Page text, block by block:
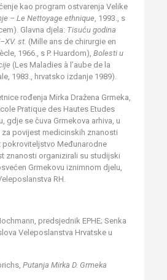
kao program ostvarenja Velike
– Le Nettoyage ethnique, 1993., s
Glavna djela: Tisuću godina
st. (Mille ans de chirurgie en
1966., s P. Huardom), Bolesti u
(Les Maladies à l’aube de la
1983., hrvatsko izdanje 1989).
rođenja Mirka Dražena Grmeka,
Pratique des Hautes Etudes
gdje se čuva Grmekova arhiva, u
povijest medicinskih znanosti
pokroviteljstvo Međunarodne
znanosti organizirali su studijski
Grmekovu iznimnom djelu,
RH.
predsjednik EPHE; Senka
Veleposlanstva Hrvatske u
Putanja Mirka D. Grmeka